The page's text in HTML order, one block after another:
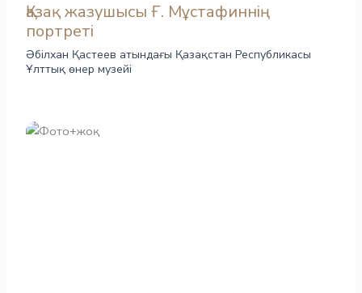
Қазақ жазушысы Ғ. Мұстафиннің
портреті
Әбілхан Қастеев атындағы Қазақстан Республикасы
Ұлттық өнер музейі